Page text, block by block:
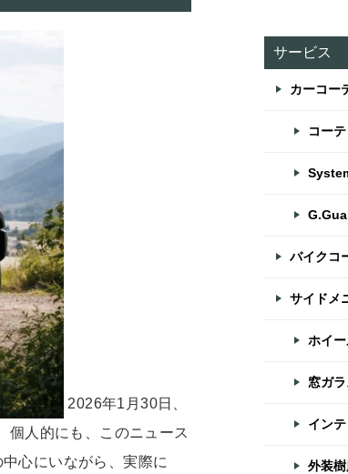
2026年1月30日、
個人的にも、このニュース
心にいながら、実際に
サービス
カーコー
コー
バイクコ
サイドメ
ホイ
窓ガ
イン
外装